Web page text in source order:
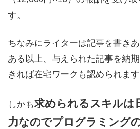
す。
ちなみにライターは記事を書き
ある以上、与えられた記事を納
きれば在宅ワークも認められます
しかも求められるスキルは
力なのでプログラミング